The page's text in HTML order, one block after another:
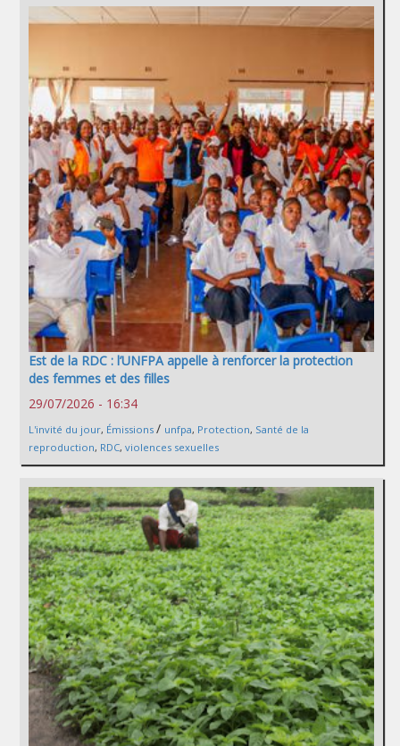
Est de la RDC : l’UNFPA appelle à renforcer la protection
des femmes et des filles
29/07/2026 - 16:34
L'invité du jour, Émissions / unfpa, Protection, Santé de la
reproduction, RDC, violences sexuelles